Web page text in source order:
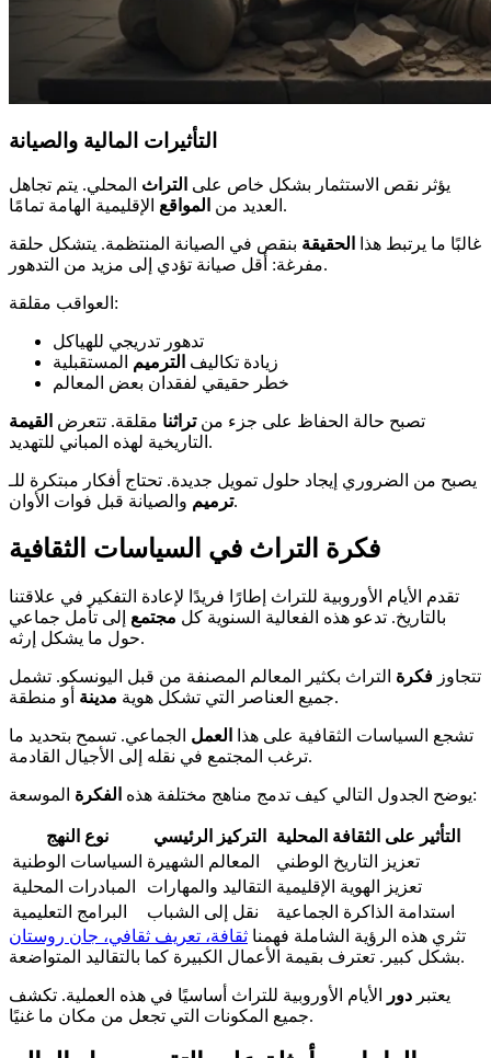
التأثيرات المالية والصيانة
يؤثر نقص الاستثمار بشكل خاص على التراث المحلي. يتم تجاهل
العديد من المواقع الإقليمية الهامة تمامًا.
غالبًا ما يرتبط هذا الحقيقة بنقص في الصيانة المنتظمة. يتشكل حلقة
مفرغة: أقل صيانة تؤدي إلى مزيد من التدهور.
العواقب مقلقة:
تدهور تدريجي للهياكل
زيادة تكاليف الترميم المستقبلية
خطر حقيقي لفقدان بعض المعالم
تصبح حالة الحفاظ على جزء منتراثنا مقلقة. تتعرض القيمة
التاريخية لهذه المباني للتهديد.
يصبح من الضروري إيجاد حلول تمويل جديدة. تحتاج أفكار مبتكرة للـ
ترميموالصيانة قبل فوات الأوان.
فكرة التراث في السياسات الثقافية
تقدم الأيام الأوروبية للتراث إطارًا فريدًا لإعادة التفكير في علاقتنا
بالتاريخ. تدعو هذه الفعالية السنوية كل مجتمع إلى تأمل جماعي
حول ما يشكل إرثه.
تتجاوز فكرة التراث بكثير المعالم المصنفة من قبل اليونسكو. تشمل
جميع العناصر التي تشكل هوية مدينة أو منطقة.
تشجع السياسات الثقافية على هذا العمل الجماعي. تسمح بتحديد ما
ترغب المجتمع في نقله إلى الأجيال القادمة.
يوضح الجدول التالي كيف تدمج مناهج مختلفة هذه الفكرة الموسعة:
نوع النهج التركيز الرئيسي
التأثير على الثقافة المحلية
السياسات الوطنية المعالم الشهيرة
تعزيز التاريخ الوطني
المبادرات المحلية
التقاليد والمهارات تعزيز الهوية الإقليمية
البرامج التعليمية
نقل إلى الشباب
استدامة الذاكرة الجماعية
تثري هذه الرؤية الشاملة فهمنا ثقافة، تعريف ثقافي، جان روستان
بشكل كبير. تعترف بقيمة الأعمال الكبيرة كما بالتقاليد المتواضعة.
يعتبر دور
الأيام الأوروبية للتراث أساسيًا في هذه العملية. تكشف
جميع المكونات التي تجعل من مكان ما غنيًا.